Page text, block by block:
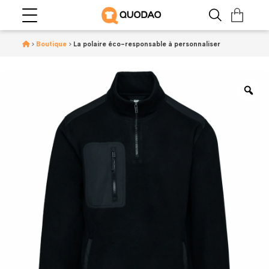
> Boutique > La polaire éco-responsable à personnaliser